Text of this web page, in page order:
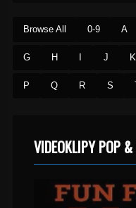
Browse All 0-9 A
G H J K
P Q R S
VIDEOKLIPY POP